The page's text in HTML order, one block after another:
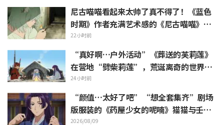
尼古喵喵看起来太帅了真不得了！《蓝色
时期》作者充满艺术感的《尼古喵喵》插
画被赞“说不定真能在艺大见到”
22小时前
“真好啊…户外活动”《葬送的芙莉莲》
在营地“劈柴莉莲”，荒诞离奇的世界观
引发“每天都很充实呢”的反响
24小时前
“颜值…太好了吧”“想全套集齐”剧场
版服装的《药屋少女的呢喃》猫猫与壬氏
精细手办立体化
2026/08/09